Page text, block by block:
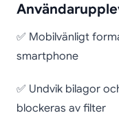
✅ Mobilvänligt
smartphone
✅ Undvik bilagor
blockeras av filter